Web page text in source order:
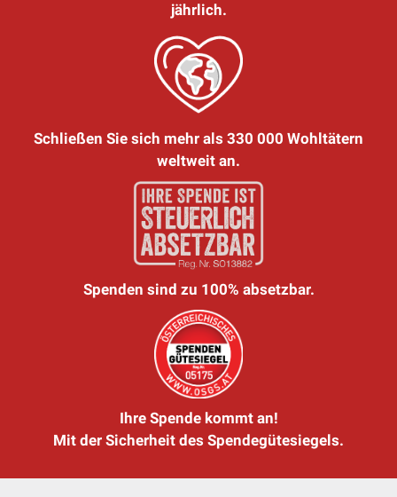
jährlich.
Schließen Sie sich mehr als 330 000 Wohltätern
weltweit an.
Spenden sind zu 100% absetzbar.
Ihre Spende kommt an!
Mit der Sicherheit des Spendegütesiegels.